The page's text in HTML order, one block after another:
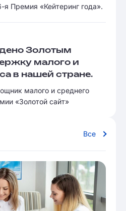
я Премия «Кейтеринг года».
Золотым
малого и
в нашей стране.
малого и среднего
«Золотой сайт»
Все